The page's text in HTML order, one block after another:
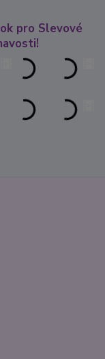
pro Slevové